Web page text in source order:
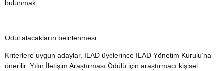
bulunmak
Ödül alacakların belirlenmesi
Kriterlere uygun adaylar, İLAD üyelerince İLAD Yönetim Kurulu’na
önerilir. Yılın İletişim Araştırması Ödülü için araştırmacı kişisel